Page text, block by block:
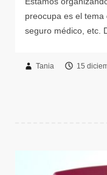
Tania 15